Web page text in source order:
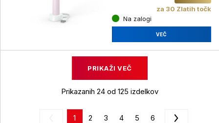
za 30 Zlatih točk
Na zalogi
VEČ
PRIKAŽI VEČ
Prikazanih 24 od 125 izdelkov
1 2 3 4 5 6